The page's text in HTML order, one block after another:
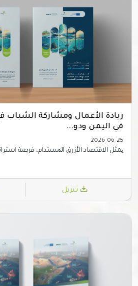
ريادة الأعمال ومشاركة الشباب
في اليمن ودو...
2026-06-25
ﯾﻤﺜﻞ اﻻﻗﺘﺼﺎد اﻷزرق اﳌﺴﺘﺪام، ﻓﺮﺻﺔ
تنزيل